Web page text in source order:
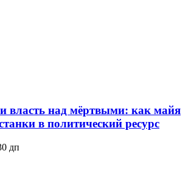
власть над мёртвыми: как майя
в политический ресурс
дп